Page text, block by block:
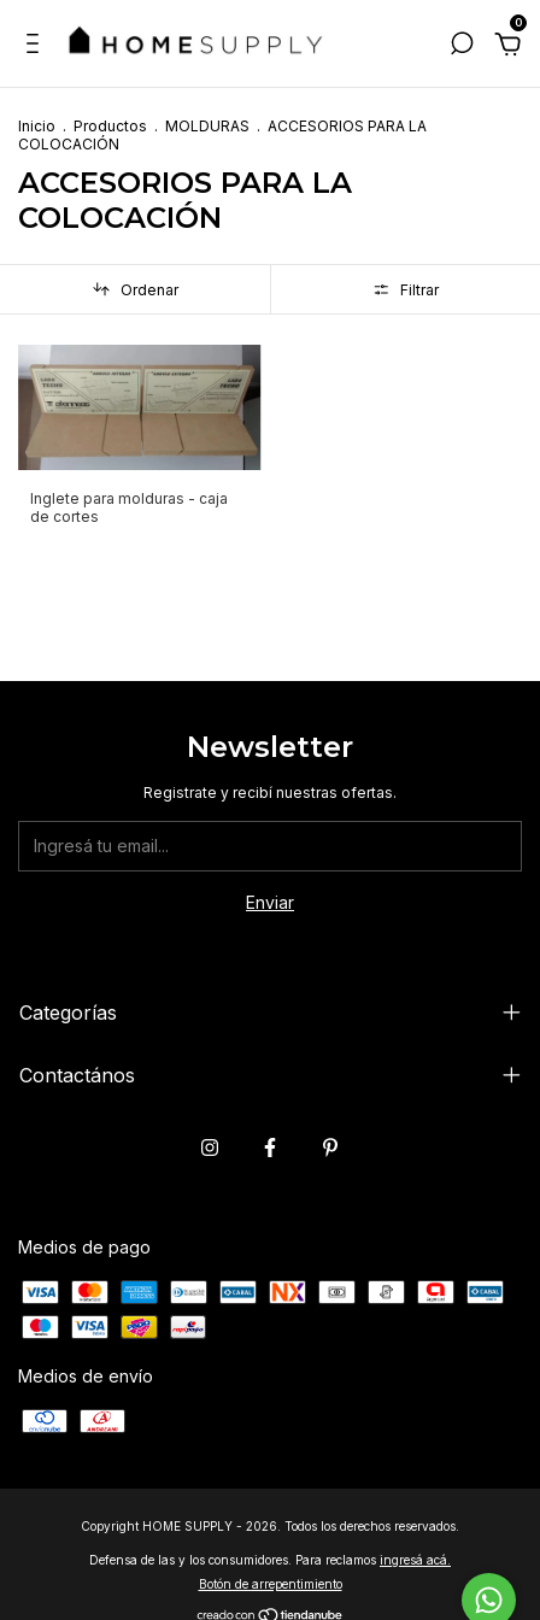
0
Inicio . Productos . MOLDURAS . ACCESORIOS PARA LA
COLOCACIÓN
ACCESORIOS PARA LA
COLOCACIÓN
Ordenar Filtrar
Inglete para molduras - caja
de cortes
Newsletter
Registrate y recibí nuestras ofertas.
Categorías
Contactános
Medios de pago
Medios de envío
Copyright HOME SUPPLY - 2026. Todos los derechos reservados.
Defensa de las y los consumidores. Para reclamos ingresá acá.
Botón de arrepentimiento